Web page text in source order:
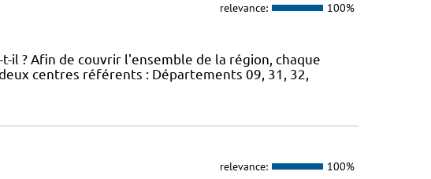
relevance: 100%
? Afin de couvrir l'ensemble de la région, chaque
centres référents : Départements 09, 31, 32,
relevance: 100%